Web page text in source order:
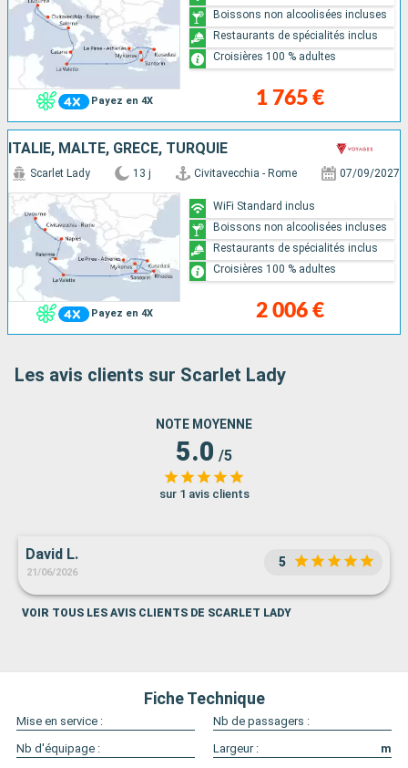
Payez en 4X 1 765 €
Boissons non alcoolisées incluses
Restaurants de spécialités inclus
Croisières 100 % adultes
ITALIE, MALTE, GRÈCE, TURQUIE
Payez en 4X
Scarlet Lady 13 j Civitavecchia - Rome 07/09/2027
2 006 €
WiFi Standard inclus
Boissons non alcoolisées incluses
Restaurants de spécialités inclus
Croisières 100 % adultes
Les avis clients sur Scarlet Lady
NOTE MOYENNE
5.0 /5
sur 1 avis clients
David L.
21/06/2026
5
VOIR TOUS LES AVIS CLIENTS DE SCARLET LADY
Fiche Technique
Mise en service :
Nb de passagers :
Nb d'équipage :
Largeur :
m